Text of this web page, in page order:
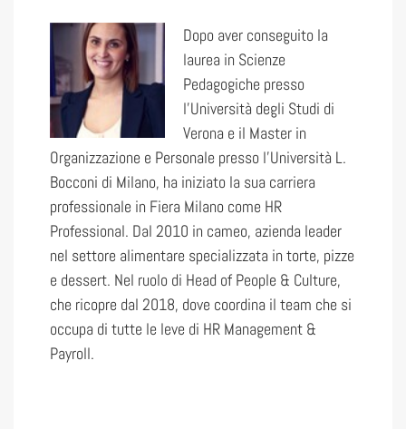
Dopo aver conseguito la
laurea in Scienze
Pedagogiche presso
l’Università degli Studi di
Verona e il Master in
Organizzazione e Personale presso l’Università L.
Bocconi di Milano, ha iniziato la sua carriera
professionale in Fiera Milano come HR
Professional. Dal 2010 in cameo, azienda leader
nel settore alimentare specializzata in torte, pizze
e dessert. Nel ruolo di Head of People & Culture,
che ricopre dal 2018, dove coordina il team che si
occupa di tutte le leve di HR Management &
Payroll.